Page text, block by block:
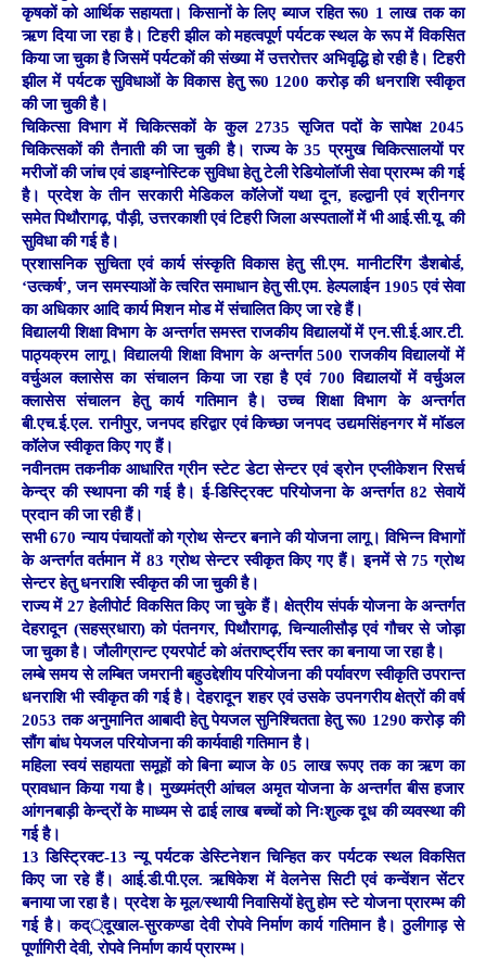
कृषकों को आर्थिक सहायता। किसानों के लिए ब्याज रहित रू0 1 लाख तक का
ऋण दिया जा रहा है। टिहरी झील को महत्वपूर्ण पर्यटक स्थल के रूप में विकसित
किया जा चुका है जिसमें पर्यटकों की संख्या में उत्तरोत्तर अभिवृद्धि हो रही है। टिहरी
झील में पर्यटक सुविधाओं के विकास हेतु रू0 1200 करोड़ की धनराशि स्वीकृत
की जा चुकी है।
चिकित्सा विभाग में चिकित्सकों के कुल 2735 सृजित पदों के सापेक्ष 2045
चिकित्सकों की तैनाती की जा चुकी है। राज्य के 35 प्रमुख चिकित्सालयों पर
मरीजों की जांच एवं डाइग्नोस्टिक सुविधा हेतु टेली रेडियोलॉजी सेवा प्रारम्भ की गई
है। प्रदेश के तीन सरकारी मेडिकल कॉलेजों यथा दून, हल्द्वानी एवं श्रीनगर
समेत पिथौरागढ़, पौड़ी, उत्तरकाशी एवं टिहरी जिला अस्पतालों में भी आई.सी.यू. की
सुविधा की गई है।
प्रशासनिक सुचिता एवं कार्य संस्कृति विकास हेतु सी.एम. मानीटरिंग डैशबोर्ड,
‘उत्कर्ष’, जन समस्याओं के त्वरित समाधान हेतु सी.एम. हेल्पलाईन 1905 एवं सेवा
का अधिकार आदि कार्य मिशन मोड में संचालित किए जा रहे हैं।
विद्यालयी शिक्षा विभाग के अन्तर्गत समस्त राजकीय विद्यालयों में एन.सी.ई.आर.टी.
पाठ्यक्रम लागू। विद्यालयी शिक्षा विभाग के अन्तर्गत 500 राजकीय विद्यालयों में
वर्चुअल क्लासेस का संचालन किया जा रहा है एवं 700 विद्यालयों में वर्चुअल
क्लासेस संचालन हेतु कार्य गतिमान है। उच्च शिक्षा विभाग के अन्तर्गत
बी.एच.ई.एल. रानीपुर, जनपद हरिद्वार एवं किच्छा जनपद उद्यमसिंहनगर में मॉडल
कॉलेज स्वीकृत किए गए हैं।
नवीनतम तकनीक आधारित ग्रीन स्टेट डेटा सेन्टर एवं ड्रोन एप्लीकेशन रिसर्च
केन्द्र की स्थापना की गई है। ई-डिस्ट्रिक्ट परियोजना के अन्तर्गत 82 सेवायें
प्रदान की जा रही हैं।
सभी 670 न्याय पंचायतों को ग्रोथ सेन्टर बनाने की योजना लागू। विभिन्न विभागों
के अन्तर्गत वर्तमान में 83 ग्रोथ सेन्टर स्वीकृत किए गए हैं। इनमें से 75 ग्रोथ
सेन्टर हेतु धनराशि स्वीकृत की जा चुकी है।
राज्य में 27 हेलीपोर्ट विकसित किए जा चुके हैं। क्षेत्रीय संपर्क योजना के अन्तर्गत
देहरादून (सहस्रधारा) को पंतनगर, पिथौरागढ़, चिन्यालीसौड़ एवं गौचर से जोड़ा
जा चुका है। जौलीग्रान्ट एयरपोर्ट को अंतरार्ष्ट्रीय स्तर का बनाया जा रहा है।
लम्बे समय से लम्बित जमरानी बहुउद्देशीय परियोजना की पर्यावरण स्वीकृति उपरान्त
धनराशि भी स्वीकृत की गई है। देहरादून शहर एवं उसके उपनगरीय क्षेत्रों की वर्ष
2053 तक अनुमानित आबादी हेतु पेयजल सुनिश्चितता हेतु रू0 1290 करोड़ की
सौंग बांध पेयजल परियोजना की कार्यवाही गतिमान है।
महिला स्वयं सहायता समूहों को बिना ब्याज के 05 लाख रूपए तक का ऋण का
प्रावधान किया गया है। मुख्यमंत्री आंचल अमृत योजना के अन्तर्गत बीस हजार
आंगनबाड़ी केन्द्रों के माध्यम से ढाई लाख बच्चों को निःशुल्क दूध की व्यवस्था की
गई है।
13 डिस्ट्रिक्ट-13 न्यू पर्यटक डेस्टिनेशन चिन्हित कर पर्यटक स्थल विकसित
किए जा रहे हैं। आई.डी.पी.एल. ऋषिकेश में वेलनेस सिटी एवं कन्वेंशन सेंटर
बनाया जा रहा है। प्रदेश के मूल/स्थायी निवासियों हेतु होम स्टे योजना प्रारम्भ की
गई है। कद््दूखाल-सुरकण्डा देवी रोपवे निर्माण कार्य गतिमान है। ठुलीगाड़ से
पूर्णागिरी देवी, रोपवे निर्माण कार्य प्रारम्भ।